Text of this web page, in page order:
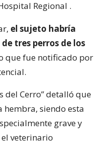
Regional .
el sujeto habría
tres perros de los
que fue notificado por
del Cerro” detalló que
hembra, siendo esta
grave y
veterinario